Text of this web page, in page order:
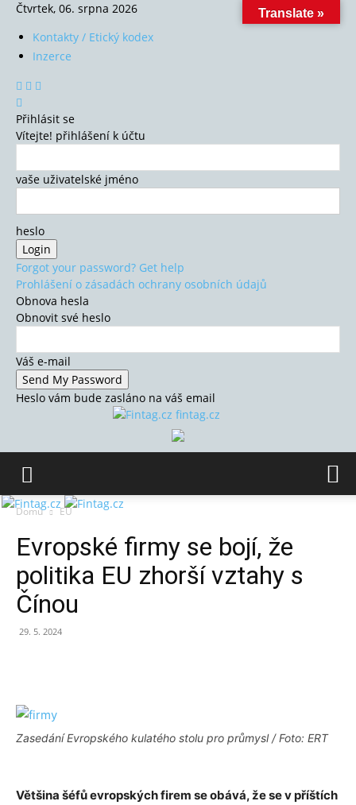
Čtvrtek, 06. srpna 2026
Kontakty / Etický kodex
Inzerce
Přihlásit se
Vítejte! přihlášení k účtu
vaše uživatelské jméno
heslo
Forgot your password? Get help
Prohlášení o zásadách ochrany osobních údajů
Obnova hesla
Obnovit své heslo
Váš e-mail
Heslo vám bude zasláno na váš email
fintag.cz
Domů EU
Evropské firmy se bojí, že
politika EU zhorší vztahy s
Čínou
29. 5. 2024
Zasedání Evropského kulatého stolu pro průmysl / Foto: ERT
Většina šéfů evropských firem se obává, že se v příštích
Translate »